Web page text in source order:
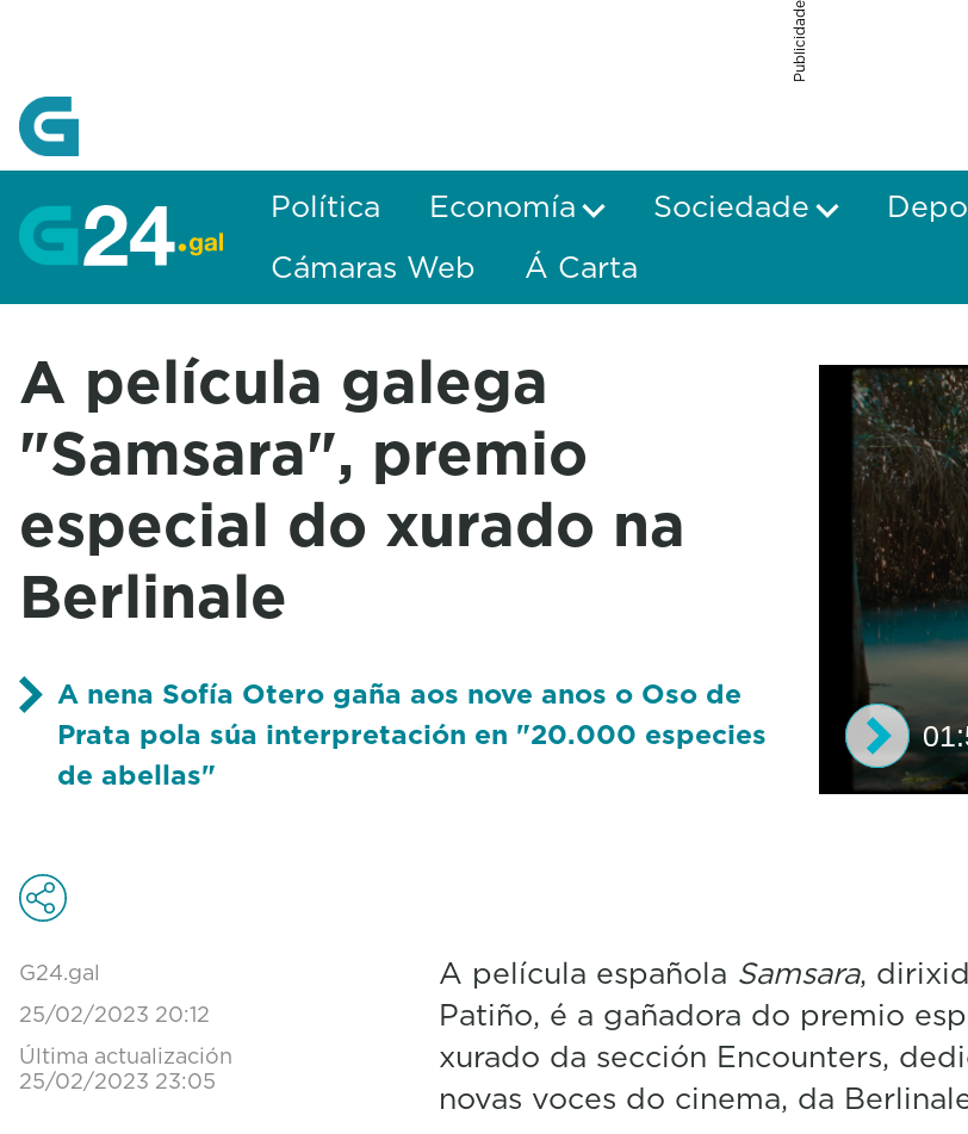
Publicidade
Política Economía Sociedade
Cámaras Web
Á Carta
A película galega
"Samsara", premio
especial do xurado na
Berlinale
A nena Sofía Otero gaña aos nove anos o Oso de
Prata pola súa interpretación en "20.000 especies
de abellas"
o
1
m
n
G24.gal
25/02/2023 20:12
Última actualización
25/02/2023 23:05
A película española Samsara,
Patiño, é a gañadora do premio
xurado da sección Encounters,
novas voces do cinema, da